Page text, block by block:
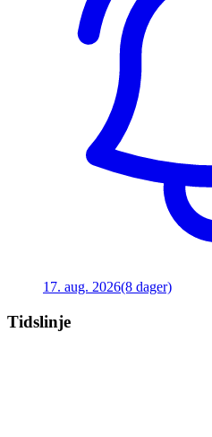
17. aug. 2026(8 dager)
Tidslinje